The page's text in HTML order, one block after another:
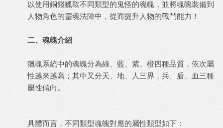
以使用銅錢獵取不同類型的鬼怪的魂魄，並將魂魄裝備到
人物角色的靈魂法陣中，從而提升人物的戰鬥能力！
二、魂魄介紹
獵魂系統中的魂魄分為綠、藍、紫、橙四種品質，依次屬
性越來越高；其中又分天、地、人三界，兵、盾、血三種
屬性傾向。
具體而言，不同類型魂魄對應的屬性類型如下：